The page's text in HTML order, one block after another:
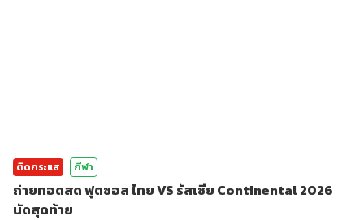
ติดกระแส กีฬา
ถ่ายทอดสด ฟุตซอล ไทย VS รัสเซีย Continental 2026
นัดสุดท้าย